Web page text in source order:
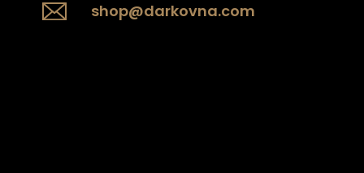
shop@darkovna.com